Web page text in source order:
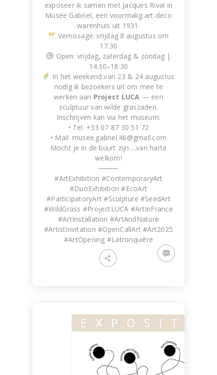
WORK IN PROGRESS
Deca 1
Artwork made of sticky seeds,
WORK IN PROGRESS
Tomado
exposeer ik samen met Jacques Rival in
Musée Gabriel, een voormalig art-deco
warenhuis uit 1931.
Vernissage: vrijdag 8 augustus om
17:30
Open: vrijdag, zaterdag & zondag |
14:30–18:30
In het weekend van 23 & 24 augustus
nodig ik bezoekers uit om mee te
werken aan Project LUCA — een
sculptuur van wilde graszaden.
Inschrijven kan via het museum:
• Tel: +33 07 87 30 51 72
• Mail: musee.gabriel.46@gmail.com
Mocht je in de buurt zijn….van harte
welkom!
⸻
#ArtExhibition #ContemporaryArt
#DuoExhibition #EcoArt
#ParticipatoryArt #Sculpture #SeedArt
#WildGrass #ProjectLUCA #ArtInFrance
#ArtInstallation #ArtAndNature
#ArtistInvitation #OpenCallArt #Art2025
#ArtOpening #Latronquière